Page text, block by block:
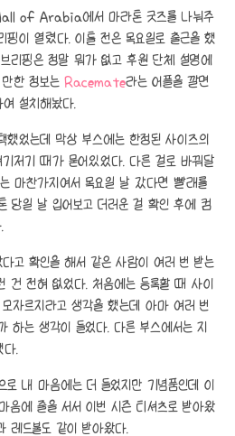
of Arabia에서 마라톤 굿즈를 나눠주
이 열렸다. 이틀 전은 목요일로 출근을 했
리핑은 정말 뭐가 없고 후원 단체 설명에
한 정보는 Racemate라는 어플을 깔면
설치해놨다.
었는데 막상 부스에는 한정된 사이즈의
저기 때가 묻어있었다. 다른 걸로 바꿔달
마찬가지여서 목요일 날 갔다면 빨래를
당일 날 입어보고 더러운 걸 확인 후에 컴
고 확인을 해서 같은 사람이 여러 번 받는
건 전혀 없었다. 처음에는 등록할 때 사이
자르지라고 생각을 했는데 아마 여러 번
하는 생각이 들었다. 다른 부스에서는 지
다.
내 마음에는 더 들었지만 기념품인데 이
음에 줄을 서서 이번 시즌 티셔츠로 받아왔
레드불도 같이 받아왔다.